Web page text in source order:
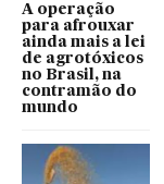
A operação
para afrouxar
ainda mais a lei
de agrotóxicos
no Brasil, na
contramão do
mundo